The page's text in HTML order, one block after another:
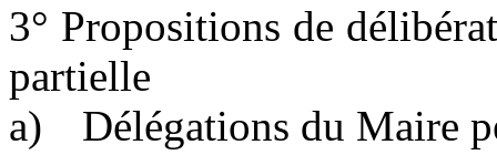
3° Propositions de
partielle
a)
Délégations du Maire